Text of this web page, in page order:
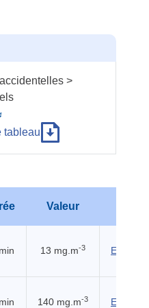
>
tableau
Valeur
13 mg.m-3 EHSS
140 mg.m-3 EHSS